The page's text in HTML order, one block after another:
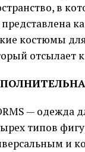
в
представлена
костюмы
отсылает
— одежда
типов
и